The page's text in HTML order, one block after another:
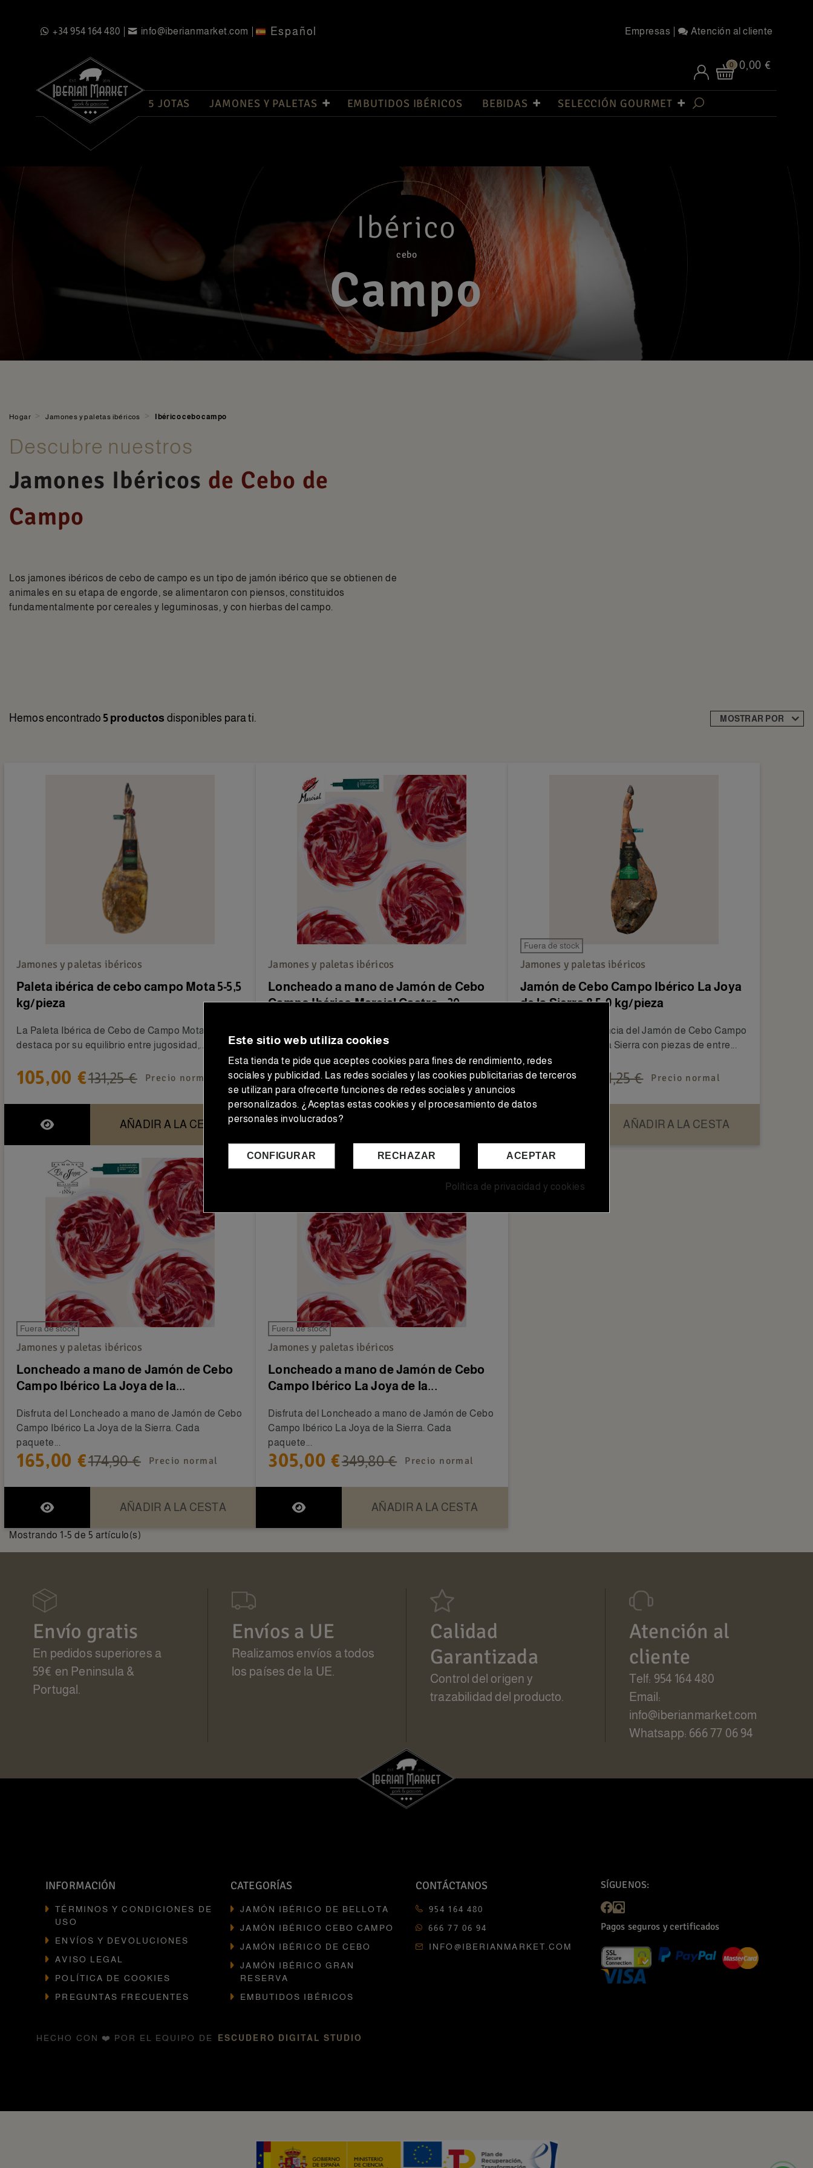
+34 954 164 480 info@iberianmarket.com Español Empresas Atención al cliente
0 0,00 €
5 JOTAS JAMONES Y PALETAS EMBUTIDOS IBÉRICOS BEBIDAS SELECCIÓN GOURMET
Ibérico
cebo
Campo
Hogar > Jamones y paletas ibéricos > Ibérico cebo campo
Descubre nuestros
Jamones Ibéricos de Cebo de
Campo
Los jamones ibéricos de cebo de campo es un tipo de jamón ibérico que se obtienen de
animales en su etapa de engorde, se alimentaron con piensos, constituidos
fundamentalmente por cereales y leguminosas, y con hierbas del campo.
Hemos encontrado 5 productos disponibles para ti. MOSTRAR POR
Jamones y paletas ibéricos
Paleta ibérica de cebo campo Mota 5-5,5
kg/pieza
La Paleta Ibérica de Cebo de Campo Mota 5-5,5 kg
destaca por su equilibrio entre jugosidad,...
105,00 €131,25 € Precio normal
AÑADIR A LA CESTA
Jamones y paletas ibéricos
Loncheado a mano de Jamón de Cebo
Campo Ibérico Marcial Castro - 20...
Jamón de Cebo Campo Ibérico Marcial Castro con
20...
193,75 €242,19 € Precio normal
Fuera de stock
Jamones y paletas ibéricos
Jamón de Cebo Campo Ibérico La Joya
de la Sierra 8,5-9 kg/pieza
Descubre la excelencia del Jamón de Cebo Campo
Ibérico La Joya de la Sierra con piezas de entre...
225,00 € 281,25 € Precio normal
AÑADIR A LA CESTA
Fuera de stock
Jamones y paletas ibéricos
Loncheado a mano de Jamón de Cebo
Campo Ibérico La Joya de la...
Disfruta del Loncheado a mano de Jamón de Cebo
Campo Ibérico La Joya de la Sierra. Cada
paquete...
165,00 €174,90 € Precio normal
AÑADIR A LA CESTA
Fuera de stock
Jamones y paletas ibéricos
Loncheado a mano de Jamón de Cebo
Campo Ibérico La Joya de la...
Disfruta del Loncheado a mano de Jamón de Cebo
Campo Ibérico La Joya de la Sierra. Cada
paquete...
305,00 €349,80 € Precio normal
AÑADIR A LA CESTA
Mostrando 1-5 de 5 artículo(s)
Envío gratis
En pedidos superiores a
59€ en Peninsula &
Portugal.
Envíos a UE
Realizamos envíos a todos
los países de la UE.
Calidad
Garantizada
Control del origen y
trazabilidad del producto.
Atención al
cliente
Telf: 954 164 480
Email:
info@iberianmarket.com
Whatsapp: 666 77 06 94
INFORMACIÓN
TÉRMINOS Y CONDICIONES DE
USO
ENVÍOS Y DEVOLUCIONES
AVISO LEGAL
POLÍTICA DE COOKIES
PREGUNTAS FRECUENTES
CATEGORÍAS
JAMÓN IBÉRICO DE BELLOTA
JAMÓN IBÉRICO CEBO CAMPO
JAMÓN IBÉRICO DE CEBO
JAMÓN IBÉRICO GRAN
RESERVA
EMBUTIDOS IBÉRICOS
CONTÁCTANOS
954 164 480
666 77 06 94
INFO@IBERIANMARKET.COM
SÍGUENOS:
Pagos seguros y certificados
HECHO CON ❤️ POR EL EQUIPO DE ESCUDERO DIGITAL STUDIO
Este sitio web utiliza cookies
Esta tienda te pide que aceptes cookies para fines de rendimiento, redes
sociales y publicidad. Las redes sociales y las cookies publicitarias de terceros
se utilizan para ofrecerte funciones de redes sociales y anuncios
personalizados. ¿Aceptas estas cookies y el procesamiento de datos
personales involucrados?
ACEPTAR
RECHAZAR
CONFIGURAR
Política de privacidad y cookies